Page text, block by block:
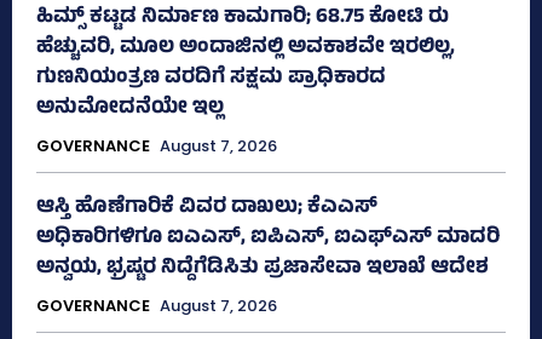
ಹಿಮ್ಸ್‌ ಕಟ್ಟಡ ನಿರ್ಮಾಣ ಕಾಮಗಾರಿ; 68.75 ಕೋಟಿ ರು
ಹೆಚ್ಚುವರಿ, ಮೂಲ ಅಂದಾಜಿನಲ್ಲಿ ಅವಕಾಶವೇ ಇರಲಿಲ್ಲ,
ಗುಣನಿಯಂತ್ರಣ ವರದಿಗೆ ಸಕ್ಷಮ ಪ್ರಾಧಿಕಾರದ
ಅನುಮೋದನೆಯೇ ಇಲ್ಲ
GOVERNANCE August 7, 2026
ಆಸ್ತಿ ಹೊಣೆಗಾರಿಕೆ ವಿವರ ದಾಖಲು; ಕೆಎಎಸ್
ಅಧಿಕಾರಿಗಳಿಗೂ ಐಎಎಸ್‌, ಐಪಿಎಸ್‌, ಐಎಫ್‌ಎಸ್‌ ಮಾದರಿ
ಅನ್ವಯ, ಭ್ರಷ್ಟರ ನಿದ್ದೆಗೆಡಿಸಿತು ಪ್ರಜಾಸೇವಾ ಇಲಾಖೆ ಆದೇಶ
GOVERNANCE August 7, 2026